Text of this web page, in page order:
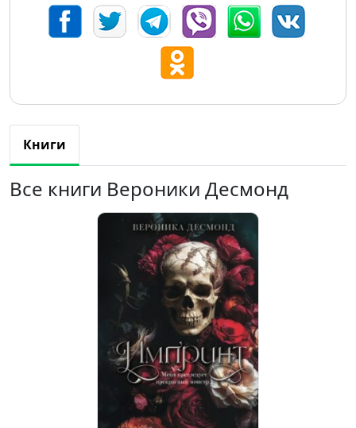
Книги
Все книги Вероники Десмонд